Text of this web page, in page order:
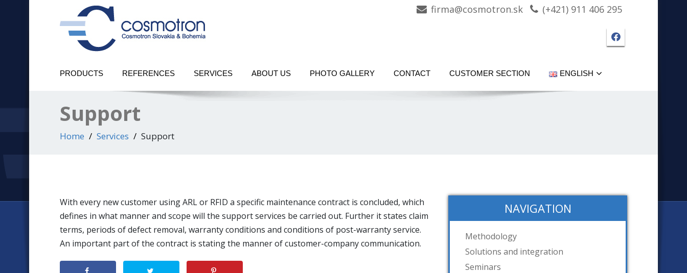
firma@cosmotron.sk (+421) 911 406 295
Facebook
PRODUCTS REFERENCES SERVICES ABOUT US PHOTO GALLERY CONTACT CUSTOMER SECTION ENGLISH
Support
Home Services Support
With every new customer using ARL or RFID a specific maintenance contract is concluded, which
defines in what manner and scope will the support services be carried out. Further it states claim
terms, periods of defect removal, warranty conditions and conditions of post-warranty service.
An important part of the contract is stating the manner of customer-company communication.
NAVIGATION
Methodology
Solutions and integration
Seminars